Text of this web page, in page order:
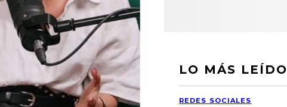
LO MÁS LEÍDO
REDES SOCIALES